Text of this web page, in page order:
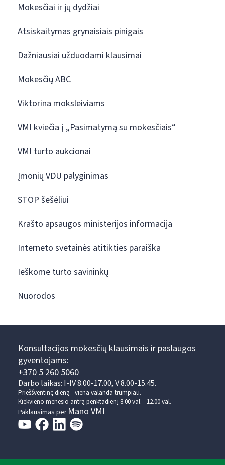
Mokesčiai ir jų dydžiai
Atsiskaitymas grynaisiais pinigais
Dažniausiai užduodami klausimai
Mokesčių ABC
Viktorina moksleiviams
VMI kviečia į „Pasimatymą su mokesčiais“
VMI turto aukcionai
Įmonių VDU palyginimas
STOP šešėliui
Krašto apsaugos ministerijos informacija
Interneto svetainės atitikties paraiška
Ieškome turto savininkų
Nuorodos
Konsultacijos mokesčių klausimais ir paslaugos
gyventojams:
+370 5 260 5060
Darbo laikas: I-IV 8.00-17.00, V 8.00-15.45.
Prieššventinę dieną - viena valanda trumpiau.
Kiekvieno mėnesio antrą penktadienį 8.00 val. - 12.00 val.
Paklausimas per Mano VMI